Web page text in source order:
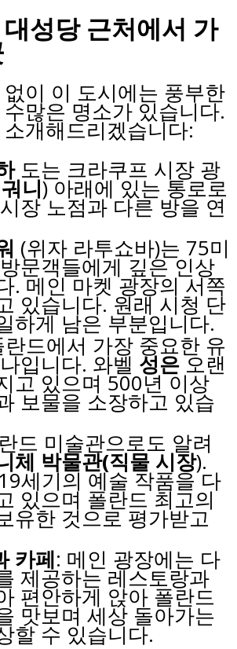
성당 근처에서 가
이 이 도시에는 풍부한
많은 명소가 있습니다.
개해드리겠습니다:
도는 크라쿠프 시장 광
니) 아래에 있는 통로로
장 노점과 다른 방을 연
(위자 라투쇼바)는 75미
문객들에게 깊은 인상
. 메인 마켓 광장의 서쪽
있습니다. 원래 시청 단
하게 남은 부분입니다.
란드에서 가장 중요한 유
입니다. 와벨 성은오랜
고 있으며 500년 이상
보물을 소장하고 있습
드 미술관으로도 알려
체 박물관(직물 시장).
세기의 예술 작품을 다
있으며 폴란드 최고의
유한 것으로 평가받고
카페: 메인 광장에는 다
제공하는 레스토랑과
편안하게 앉아 폴란드
맛보며 세상 돌아가는
할 수 있습니다.